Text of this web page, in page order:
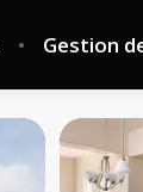
Gestion